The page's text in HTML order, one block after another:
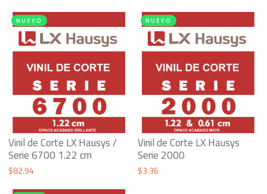
NUEVO
Vinil de Corte LX Hausys /
Serie 6700 1.22 cm
$82.94
NUEVO
Vinil de Corte LX Hausys
Serie 2000
$3.36